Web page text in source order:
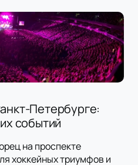
Петербурге:
событий
на проспекте
хоккейных триумфов и